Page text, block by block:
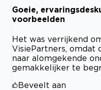
Goeie,
voorbeelden
Het was verrijkend
VisiePartners, omdat
naar alomgekende
gemakkelijker te
Beveelt aan